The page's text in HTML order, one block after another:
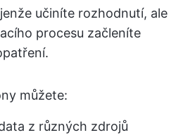
učiníte rozhodnutí, ale
procesu začleníte
můžete:
z různých zdrojů